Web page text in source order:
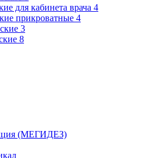
для кабинета врача 4
прикроватные 4
3
8
(МЕГИДЕЗ)